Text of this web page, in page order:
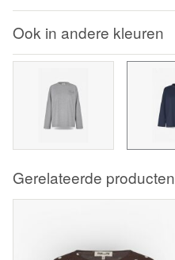
Ook in andere kleuren
Gerelateerde producten